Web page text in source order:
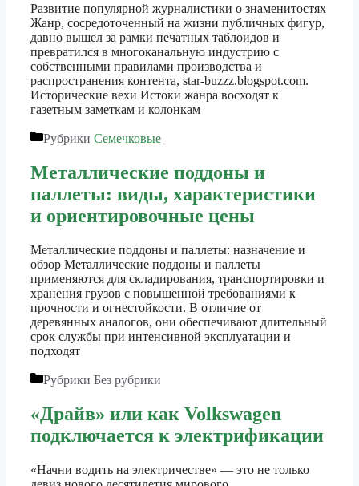
Развитие популярной журналистики о знаменитостях
Жанр, сосредоточенный на жизни публичных фигур,
давно вышел за рамки печатных таблоидов и
превратился в многоканальную индустрию с
собственными правилами производства и
распространения контента, star-buzzz.blogspot.com.
Исторические вехи Истоки жанра восходят к
газетным заметкам и колонкам
Рубрики Семечковые
Металлические поддоны и
паллеты: виды, характеристики
и ориентировочные цены
Металлические поддоны и паллеты: назначение и
обзор Металлические поддоны и паллеты
применяются для складирования, транспортировки и
хранения грузов с повышенной требованиями к
прочности и огнестойкости. В отличие от
деревянных аналогов, они обеспечивают длительный
срок службы при интенсивной эксплуатации и
подходят
Рубрики Без рубрики
«Драйв» или как Volkswagen
подключается к электрификации
«Начни водить на электричестве» — это не только